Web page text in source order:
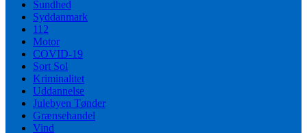
Sundhed
Syddanmark
112
Motor
COVID-19
Sort Sol
Kriminalitet
Uddannelse
Julebyen Tønder
Grænsehandel
Vind